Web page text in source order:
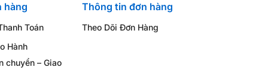
hàng
Toán
Hành
chuyển – Giao
Thông tin đơn hàng
Theo Dõi Đơn Hàng